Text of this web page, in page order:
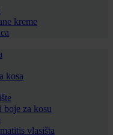
kreme
kosa
boje za kosu
vlasišta